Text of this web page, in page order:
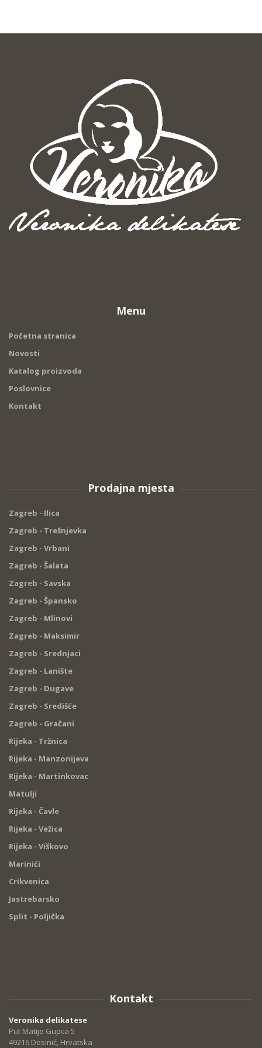
Menu
Početna stranica
Novosti
Katalog proizvoda
Poslovnice
Kontakt
Prodajna mjesta
Zagreb - Ilica
Zagreb - Trešnjevka
Zagreb - Vrbani
Zagreb - Šalata
Zagreb - Savska
Zagreb - Špansko
Zagreb - Mlinovi
Zagreb - Maksimir
Zagreb - Srednjaci
Zagreb - Lanište
Zagreb - Dugave
Zagreb - Središće
Zagreb - Gračani
Rijeka - Tržnica
Rijeka - Manzonijeva
Rijeka - Martinkovac
Matulji
Rijeka - Čavle
Rijeka - Vežica
Rijeka - Viškovo
Marinići
Crikvenica
Jastrebarsko
Split - Poljička
Kontakt
Veronika delikatese
Put Matije Gupca 5
49216 Desinić, Hrvatska